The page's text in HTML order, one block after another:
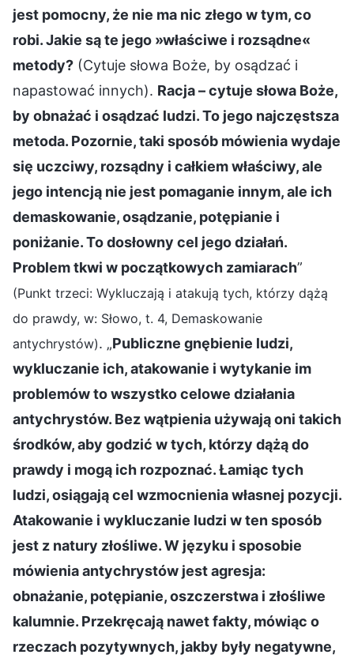
jest pomocny, że nie ma nic złego w tym, co
robi. Jakie są te jego »właściwe i rozsądne«
metody? (Cytuje słowa Boże, by osądzać i
napastować innych). Racja – cytuje słowa Boże,
by obnażać i osądzać ludzi. To jego najczęstsza
metoda. Pozornie, taki sposób mówienia wydaje
się uczciwy, rozsądny i całkiem właściwy, ale
jego intencją nie jest pomaganie innym, ale ich
demaskowanie, osądzanie, potępianie i
poniżanie. To dosłowny cel jego działań.
Problem tkwi w początkowych zamiarach”
(Punkt trzeci: Wykluczają i atakują tych, którzy dążą
do prawdy, w: Słowo, t. 4, Demaskowanie
antychrystów). „Publiczne gnębienie ludzi,
wykluczanie ich, atakowanie i wytykanie im
problemów to wszystko celowe działania
antychrystów. Bez wątpienia używają oni takich
środków, aby godzić w tych, którzy dążą do
prawdy i mogą ich rozpoznać. Łamiąc tych
ludzi, osiągają cel wzmocnienia własnej pozycji.
Atakowanie i wykluczanie ludzi w ten sposób
jest z natury złośliwe. W języku i sposobie
mówienia antychrystów jest agresja:
obnażanie, potępianie, oszczerstwa i złośliwe
kalumnie. Przekręcają nawet fakty, mówiąc o
rzeczach pozytywnych, jakby były negatywne,